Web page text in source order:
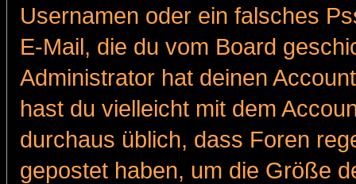
Usernamen oder ein falsches
E-Mail, die du vom Board
Administrator hat deinen
hast du vielleicht mit dem
durchaus üblich, dass Foren
gepostet haben, um die Größe